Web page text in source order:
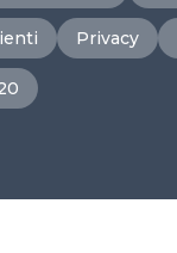
Privacy